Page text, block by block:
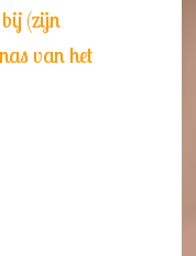
(zijn
van het